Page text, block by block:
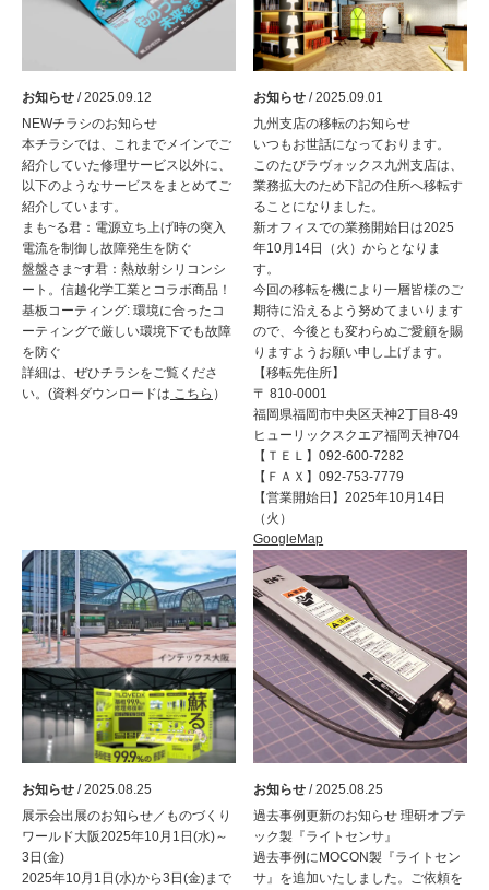
お知らせ / 2025.09.12
NEWチラシのお知らせ
本チラシでは、これまでメインでご
紹介していた修理サービス以外に、
以下のようなサービスをまとめてご
紹介しています。
まも~る君：電源立ち上げ時の突入
電流を制御し故障発生を防ぐ
盤盤さま~す君：熱放射シリコンシ
ート。信越化学工業とコラボ商品！
基板コーティング: 環境に合ったコ
ーティングで厳しい環境下でも故障
を防ぐ
詳細は、ぜひチラシをご覧くださ
い。(資料ダウンロードは こちら ）
お知らせ / 2025.09.01
九州支店の移転のお知らせ
いつもお世話になっております。
このたびラヴォックス九州支店は、
業務拡大のため下記の住所へ移転す
ることになりました。
新オフィスでの業務開始日は2025
年10月14日（火）からとなりま
す。
今回の移転を機により一層皆様のご
期待に沿えるよう努めてまいります
ので、今後とも変わらぬご愛顧を賜
りますようお願い申し上げます。
【移転先住所】
〒 810-0001
福岡県福岡市中央区天神2丁目8-49
ヒューリックスクエア福岡天神704
【ＴＥＬ】092-600-7282
【ＦＡＸ】092-753-7779
【営業開始日】2025年10月14日
（火）
GoogleMap
お知らせ / 2025.08.25
展示会出展のお知らせ／ものづくり
ワールド大阪2025年10月1日(水)～
3日(金)
2025年10月1日(水)から3日(金)まで
お知らせ / 2025.08.25
過去事例更新のお知らせ 理研オプテ
ック製『ライトセンサ』
過去事例にMOCON製『ライトセン
サ』を追加いたしました。ご依頼を